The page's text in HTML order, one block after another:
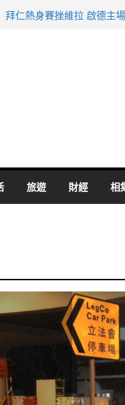
上半年純利大增七成 國泰
拜仁熱身賽挫維拉 啟德主
旅遊 財經 相